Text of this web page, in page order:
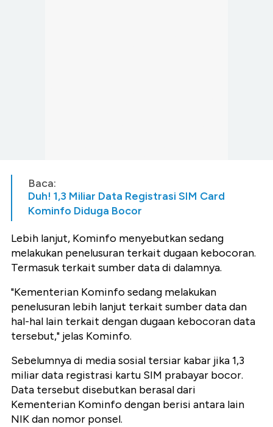
Baca:
Duh! 1,3 Miliar Data Registrasi SIM Card
Kominfo Diduga Bocor
Lebih lanjut, Kominfo menyebutkan sedang
melakukan penelusuran terkait dugaan kebocoran.
Termasuk terkait sumber data di dalamnya.
"Kementerian Kominfo sedang melakukan
penelusuran lebih lanjut terkait sumber data dan
hal-hal lain terkait dengan dugaan kebocoran data
tersebut," jelas Kominfo.
Sebelumnya di media sosial tersiar kabar jika 1,3
miliar data registrasi kartu SIM prabayar bocor.
Data tersebut disebutkan berasal dari
Kementerian Kominfo dengan berisi antara lain
NIK dan nomor ponsel.